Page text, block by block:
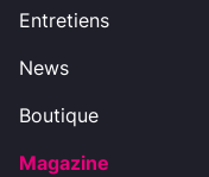
Entretiens
News
Boutique
Magazine